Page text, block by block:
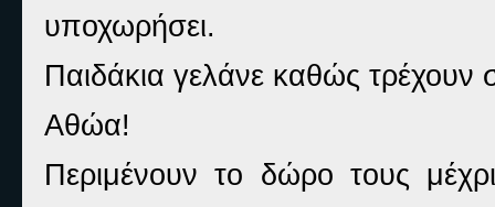
υποχωρήσει.
Παιδάκια γελάνε καθώς τρέχουν
Αθώα!
Περιμένουν το δώρο τους